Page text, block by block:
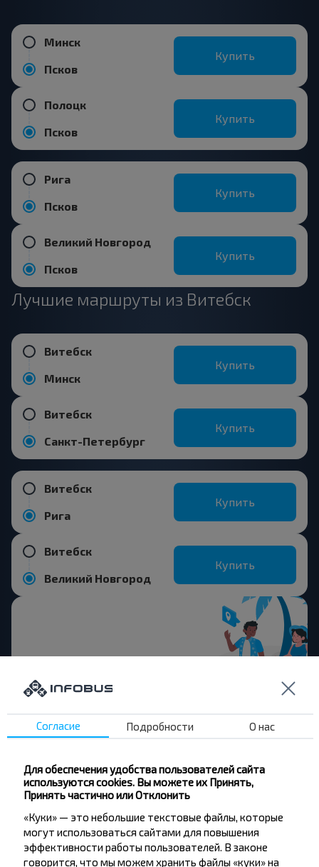
Минск
Псков
Купить
Полоцк
Псков
Купить
Рига
Псков
Купить
Великий Новгород
Псков
Купить
Лучшие маршруты из Витебск
Витебск
Минск
Купить
Витебск
Санкт-Петербург
Купить
Витебск
Рига
Купить
Витебск
Великий Новгород
Купить
путешествовать
дешевле?
другие интересные предложения INFOBUS.
Подпишись на получение новостей и
путешествуй с нами дешевле!
Согласие Подробности О нас
Для обеспечения удобства пользователей сайта
используются cookies. Вы можете их Принять,
Принять частично или Отклонить
«Куки» — это небольшие текстовые файлы, которые
могут использоваться сайтами для повышения
эффективности работы пользователей. В законе
говорится, что мы можем хранить файлы «куки» на